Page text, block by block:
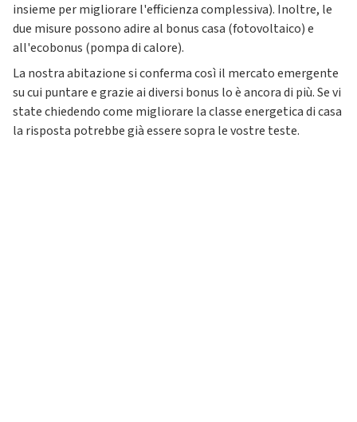
insieme per migliorare l'efficienza complessiva). Inoltre, le
due misure possono adire al bonus casa (fotovoltaico) e
all'ecobonus (pompa di calore).
La nostra abitazione si conferma così il mercato emergente
su cui puntare e grazie ai diversi bonus lo è ancora di più. Se vi
state chiedendo come migliorare la classe energetica di casa
la risposta potrebbe già essere sopra le vostre teste.